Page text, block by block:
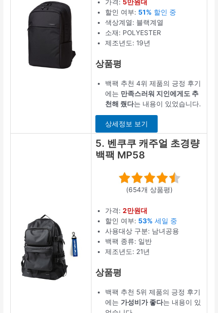
가격: 5만원대
할인 여부: 51% 할인 중
색상계열: 블랙계열
소재: POLYESTER
제조년도: 19년
상품평
백팩 추천 4위 제품의 긍정 후기
에는 만족스러워 지인에게도 추
천해 줬다는 내용이 있었습니다.
상세정보 보기
5. 벤쿠쿠 캐주얼 초경량
백팩 MP58
(654개 상품평)
가격:2만원대
할인 여부: 53% 세일 중
사용대상 구분: 남녀공용
백팩 종류: 일반
제조년도: 21년
상품평
백팩 추천 5위 제품의 긍정 후기
에는 가성비가 좋다는 내용이 있